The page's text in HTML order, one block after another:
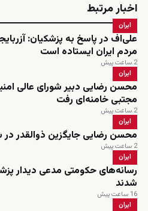
اخبار مرتبط
ایران
علی‌اف در پاسخ به پزشکیان:
مردم ایران ایستاده است
2 ساعت پیش
ایران
محسن رضایی دبیر شورای عالی
مجتبی خامنه‌ای رفت
2 ساعت پیش
ایران
محسن رضایی جایگزین ذوالقدر
2 ساعت پیش
ایران
رسانه‌های حکومتی مدعی دیدار
شدند
16 ساعت پیش
ایران